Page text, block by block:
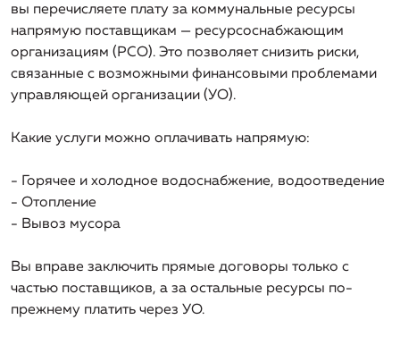
Нормативная база
Специальная оценка условий труда
Разрешительная документация
работы, проектные работы и СМР
вы перечисляете плату за коммунальные ресурсы
напрямую поставщикам — ресурсоснабжающим
организациям (РСО). Это позволяет снизить риски,
связанные с возможными финансовыми проблемами
управляющей организации (УО).
Какие услуги можно оплачивать напрямую:
- Горячее и холодное водоснабжение, водоотведение
- Отопление
- Вывоз мусора
Вы вправе заключить прямые договоры только с
частью поставщиков, а за остальные ресурсы по-
прежнему платить через УО.